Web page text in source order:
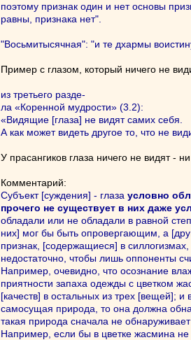
поэтому признак один и нет основы
равны, признака нет".
"Восьмитысячная": "и те дхармы
Пример с глазом, который ничего не
из третьего разде-
ла «Коренной мудрости» (3.2):
«Видящие [глаза] не видят самих себя.
А как может видеть другое то, что не
У прасангиков глаза ничего не видят -
Комментарий:
Субъект [суждения] - глаза условно
прочего не существует в них даже
обладали или не обладали в равной
них] мог бы быть опровергающим, а
признак, [содержащиеся] в
недостаточно, чтобы лишь оппоненты
Например, очевидно, что осознание
приятности запаха одежды с цветком
[качеств] в остальных из трех [вещей];
самосущая природа, то она должна
такая природа сначала не
Например, если бы в цветке жасмина